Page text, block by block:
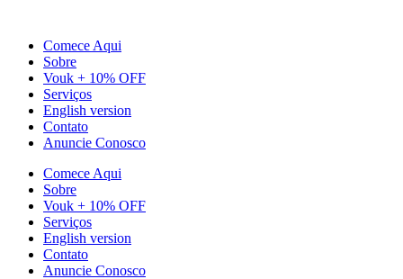
conteúdo
Comece Aqui
Sobre
Vouk + 10% OFF
Serviços
English version
Contato
Anuncie Conosco
Comece Aqui
Sobre
Vouk + 10% OFF
Serviços
English version
Contato
Anuncie Conosco